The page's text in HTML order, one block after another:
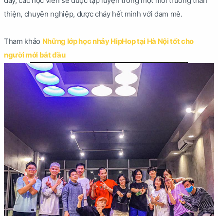
thiện, chuyên nghiệp, được cháy hết mình với đam mê.
Tham khảo Những lớp học nhảy HipHop tại Hà Nội tốt cho
người mới bắt đầu